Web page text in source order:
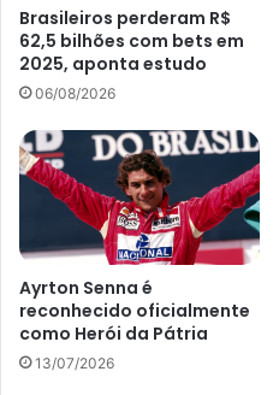
Brasileiros perderam R$
62,5 bilhões com bets em
2025, aponta estudo
06/08/2026
Ayrton Senna é
reconhecido oficialmente
como Herói da Pátria
13/07/2026